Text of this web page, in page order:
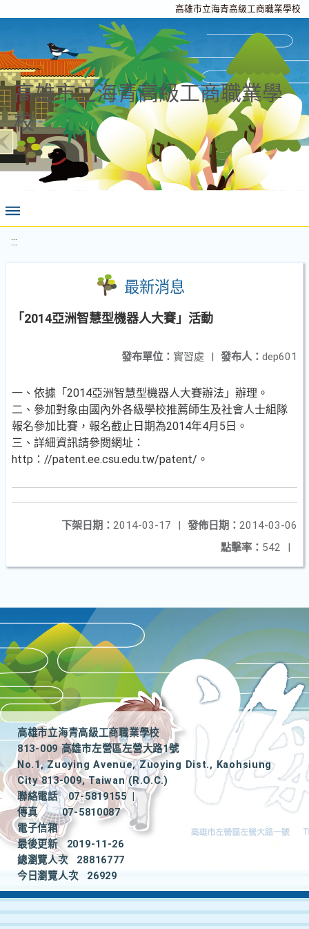
高雄市立海青高級工商職業學校
高雄市立海青高級工商職業學
校
:::
最新消息
「2014亞洲智慧型機器人大賽」活動
發布人： dep601
發布單位： 實習處 |
一、依據「2014亞洲智慧型機器人大賽辦法」辦理。
二、參加對象由國內外各級學校推薦師生及社會人士組隊
報名參加比賽，報名截止日期為2014年4月5日。
三、詳細資訊請參閱網址：
http：//patent.ee.csu.edu.tw/patent/。
發佈日期： 2014-03-06
下架日期： 2014-03-17
|
點擊率： 542 |
高雄市立海青高級工商職業學校
813-009 高雄市左營區左營大路1號
No.1, Zuoying Avenue, Zuoying Dist., Kaohsiung
City 813-009, Taiwan (R.O.C.)
聯絡電話
07-5819155
|
傳真
07-5810087
電子信箱
最後更新
2019-11-26
總瀏覽人次
28816777
今日瀏覽人次
26929